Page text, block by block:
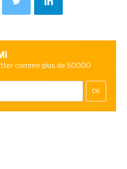
comme plus de 50000
OK